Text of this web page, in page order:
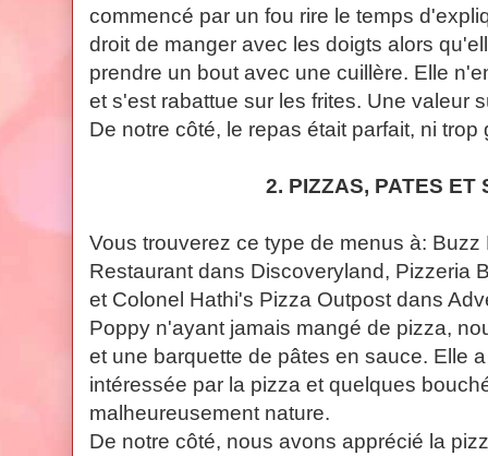
commencé par un fou rire le temps
droit de manger avec les doigts alors
prendre un bout avec une cuillère. Elle
et s'est rabattue sur les frites. Une valeur
De notre côté, le repas était parfait, ni trop
2. PIZZAS, PATES ET
Vous trouverez ce type de menus à:
Restaurant dans Discoveryland, Pizzeria
et Colonel Hathi's Pizza Outpost dans
Poppy n'ayant jamais mangé de pizza,
et une barquette de pâtes en sauce. Elle
intéressée par la pizza et quelques
malheureusement nature.
De notre côté, nous avons apprécié la